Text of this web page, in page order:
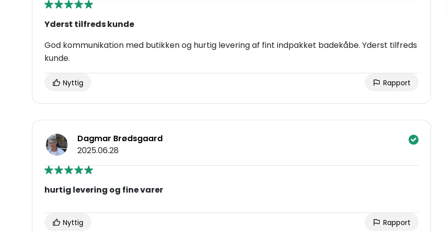
Yderst tilfreds kunde
God kommunikation med butikken og hurtig levering af fint indpakket badekåbe. Yderst tilfreds
kunde.
Nyttig Rapport
Dagmar Brødsgaard
2025.06.28
hurtig levering og fine varer
Nyttig Rapport